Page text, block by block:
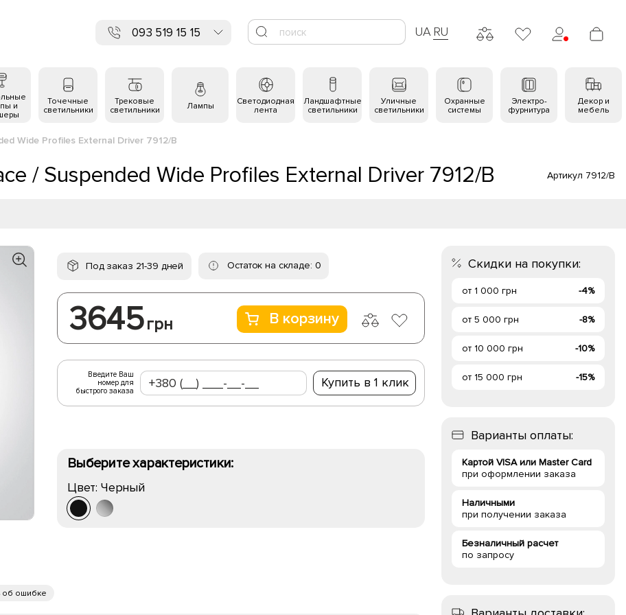
093 519 15 15 UA RU
и
Точечные
светильники
Трековые
светильники
Лампы
Светодиодная
лента
Ландшафтные
светильники
Уличные
светильники
Охранные
системы
Электро-
фурнитура
Декор и
мебель
Wide Profiles External Driver 7912/B
/ Suspended Wide Profiles External Driver 7912/B Артикул 7912/B
Под заказ 21-39 дней Остаток на складе: 0
3645 грн В корзину
Введите Ваш
номер для
быстрого заказа
Купить в 1 клик
Выберите характеристики:
Цвет: Черный
об ошибке
Скидки на покупки:
от 1 000 грн -4%
от 5 000 грн -8%
от 10 000 грн -10%
от 15 000 грн -15%
Варианты оплаты:
Картой VISA или Master Card
при оформлении заказа
Наличными
при получении заказа
Безналичный расчет
по запросу